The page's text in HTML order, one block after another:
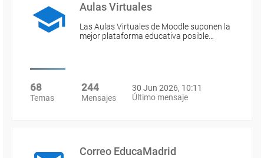
Aulas Virtuales
Las Aulas Virtuales de Moodle suponen la
mejor plataforma educativa posible…
68
Temas
244
Mensajes
30 Jun 2026, 10:11
Último mensaje
Correo EducaMadrid